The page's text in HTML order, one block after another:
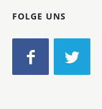
FOLGE UNS